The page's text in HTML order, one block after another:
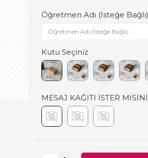
Öğretmen Adı (İsteğe Bağlı)
Kutu Seçiniz
MESAJ KAĞITI İSTER